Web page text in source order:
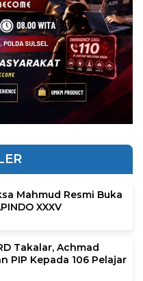
Mahmud Resmi Buka
XXXV
Takalar, Achmad
PIP Kepada 106 Pelajar